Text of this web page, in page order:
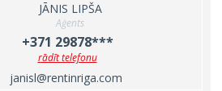
JĀNIS LIPŠA
Aģents
+371 29878***
rādīt telefonu
janisl@rentinriga.com